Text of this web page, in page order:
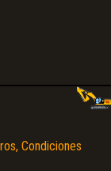
Condiciones